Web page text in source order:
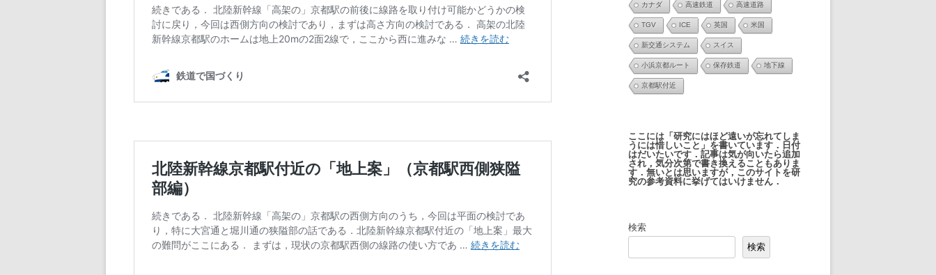
カナダ 高速鉄道 高速道路
TGV ICE 英国 米国
新交通システム スイス
小浜京都ルート 保存鉄道 地下線
京都駅付近
ここには「研究にはほど遠いが忘れてしま
うには惜しいこと」を書いています．日付
はだいたいです．記事は気が向いたら追加
され，気分次第で書き換えることもありま
す．無いとは思いますが，このサイトを研
究の参考資料に挙げてはいけません．
検索
検索